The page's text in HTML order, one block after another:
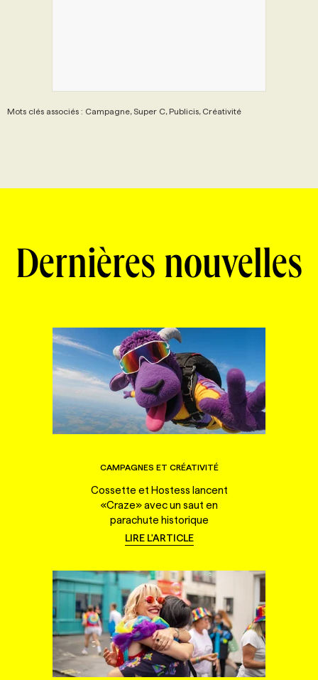
Mots clés associés : Campagne, Super C, Publicis, Créativité
Dernières nouvelles
CAMPAGNES ET CRÉATIVITÉ
Cossette et Hostess lancent
«Craze» avec un saut en
parachute historique
LIRE L'ARTICLE